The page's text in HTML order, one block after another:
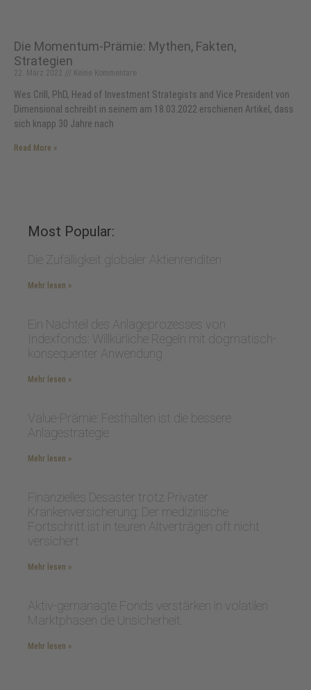
Die Momentum-Prämie: Mythen, Fakten,
Strategien
22. März 2022 Keine Kommentare
Wes Crill, PhD, Head of Investment Strategists and Vice President von
Dimensional schreibt in seinem am 18.03.2022 erschienen Artikel, dass
sich knapp 30 Jahre nach
Read More »
Most Popular:
Die Zufälligkeit globaler Aktienrenditen
Mehr lesen »
Ein Nachteil des Anlageprozesses von
Indexfonds: Willkürliche Regeln mit dogmatisch-
konsequenter Anwendung
Mehr lesen »
Value-Prämie: Festhalten ist die bessere
Anlagestrategie
Mehr lesen »
Finanzielles Desaster trotz Privater
Krankenversicherung: Der medizinische
Fortschritt ist in teuren Altverträgen oft nicht
versichert
Mehr lesen »
Aktiv-gemanagte Fonds verstärken in volatilen
Marktphasen die Unsicherheit.
Mehr lesen »